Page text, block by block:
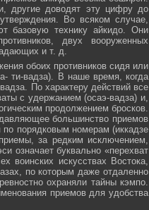
другие доводят эту цифру до
Во всяком случае,
базовую технику айкидо. Они
двух вооруженных
и т. д.
обоих противников сидя или
ти-вадза). В наше время, когда
По характеру действий все
с удержанием (осаэ-вадза) и,
продолжением бросков.
большинство приемов
порядковым номерам (иккадзе
за редким исключением,
означает буквально «перехват
воинских искусствах Востока,
по которым даже отдаленно
охраняли тайны кэмпо.
приемов для удобства